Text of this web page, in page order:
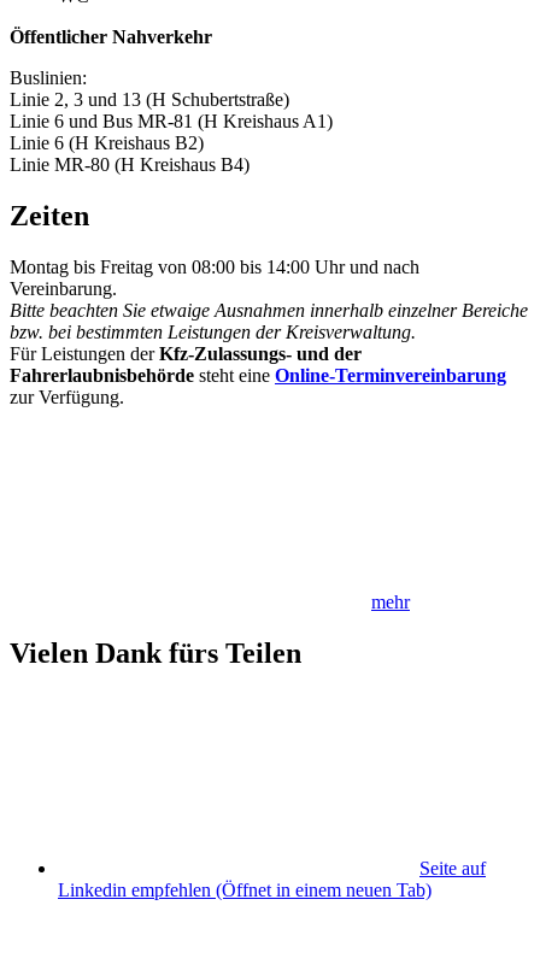
Öffentlicher Nahverkehr
Buslinien:
Linie 2, 3 und 13 (H Schubertstraße)
Linie 6 und Bus MR-81 (H Kreishaus A1)
Linie 6 (H Kreishaus B2)
Linie MR-80 (H Kreishaus B4)
Zeiten
Montag bis Freitag von 08:00 bis 14:00 Uhr und nach
Vereinbarung.
Bitte beachten Sie etwaige Ausnahmen innerhalb einzelner Bereiche
bzw. bei bestimmten Leistungen der Kreisverwaltung.
Für Leistungen derKfz-Zulassungs- und der
Fahrerlaubnisbehörde steht eine Online-Terminvereinbarung
zur Verfügung.
mehr
Vielen Dank fürs Teilen
Seite auf
Linkedin empfehlen (Öffnet in einem neuen Tab)